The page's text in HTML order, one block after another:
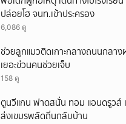
ปล่อยโฮ จนท.เข้าประครอง
6,086 ดู
ช่วยลูกแมวติดเกาะกลางถนนกลา
เยอะข่วนคนช่วยเจ็บ
158 ดู
ตูนวีแกน ฟาดสนั่น ทอม แอนดรูวส์
ส่งเขมรพลัดถิ่นกลับบ้าน